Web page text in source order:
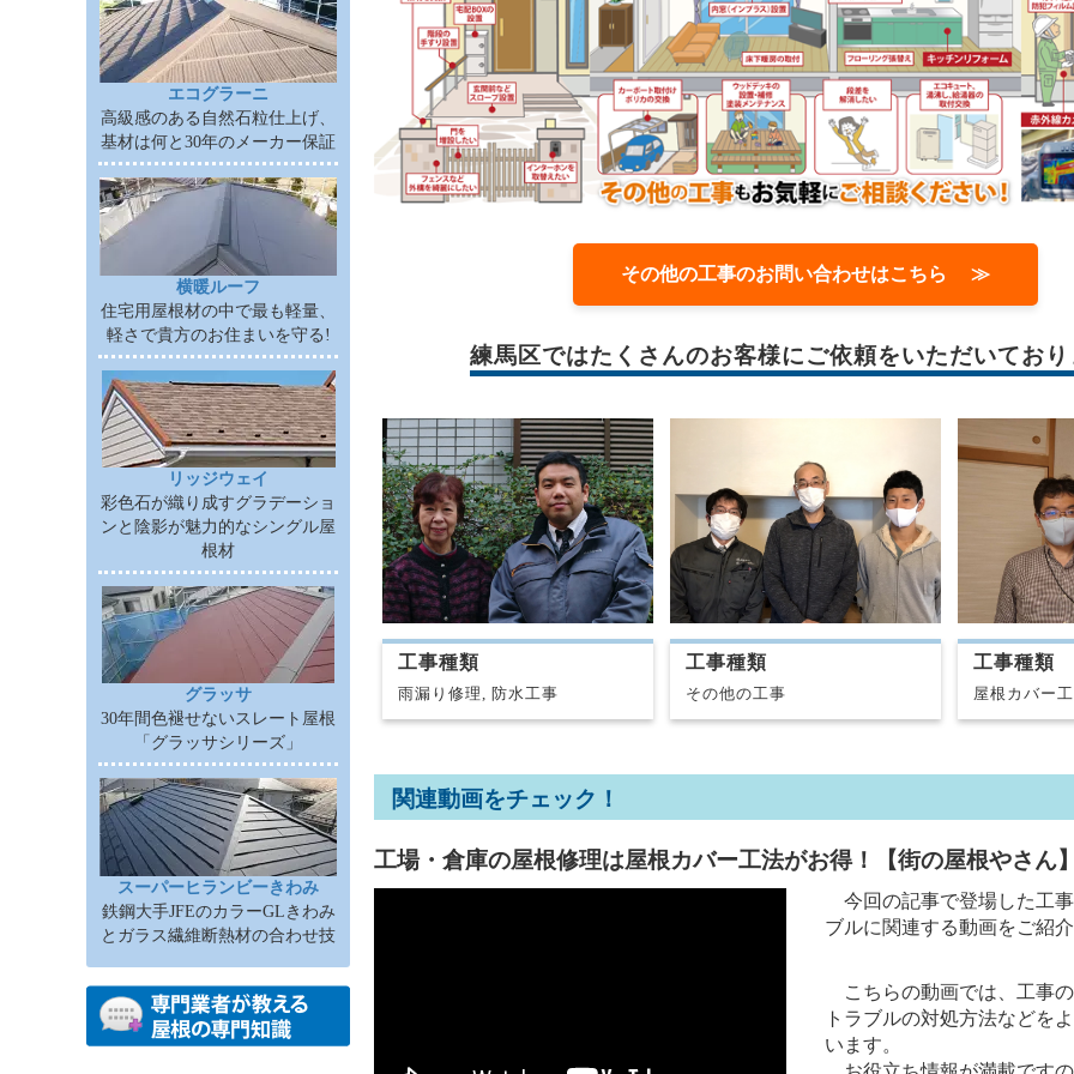
エコグラーニ
高級感のある自然石粒仕上げ、
基材は何と30年のメーカー保証
横暖ルーフ
住宅用屋根材の中で最も軽量、
軽さで貴方のお住まいを守る!
リッジウェイ
彩色石が織り成すグラデーショ
ンと陰影が魅力的なシングル屋
根材
グラッサ
30年間色褪せないスレート屋根
「グラッサシリーズ」
スーパーヒランビーきわみ
鉄鋼大手JFEのカラーGLきわみ
とガラス繊維断熱材の合わせ技
その他の工事のお問い合わせはこちら ≫
練馬区ではたくさんのお客様にご依頼をいただいてお
工事種類
雨漏り修理, 防水工事
工事種類
その他の工事
工事種類
屋根カバー
関連動画をチェック！
工場・倉庫の屋根修理は屋根カバー工法がお得！【街の屋根やさん
今回の記事で登場した工
ブルに関連する動画をご紹
こちらの動画では、工事
トラブルの対処方法などを
います。